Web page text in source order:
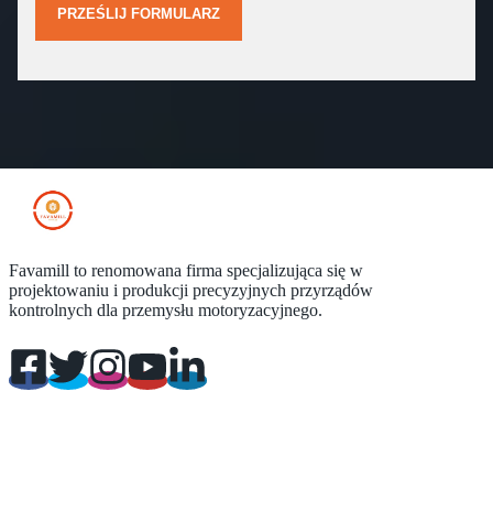
PRZEŚLIJ FORMULARZ
Favamill to renomowana firma specjalizująca się w
projektowaniu i produkcji precyzyjnych przyrządów
kontrolnych dla przemysłu motoryzacyjnego.